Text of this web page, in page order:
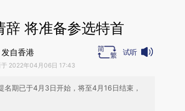
将准备参选特首
自香港
2022年04月06日 17:43
试听
期已于4月3日开始，将至4月16日结束，